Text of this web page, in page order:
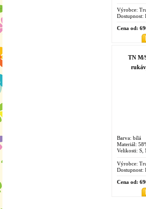
Výrobce:
Dostupnost:
Cena od:
TN M/
Barva: bílá
Materiál:
Velikosti:
Výrobce:
Dostupnost:
Cena od: